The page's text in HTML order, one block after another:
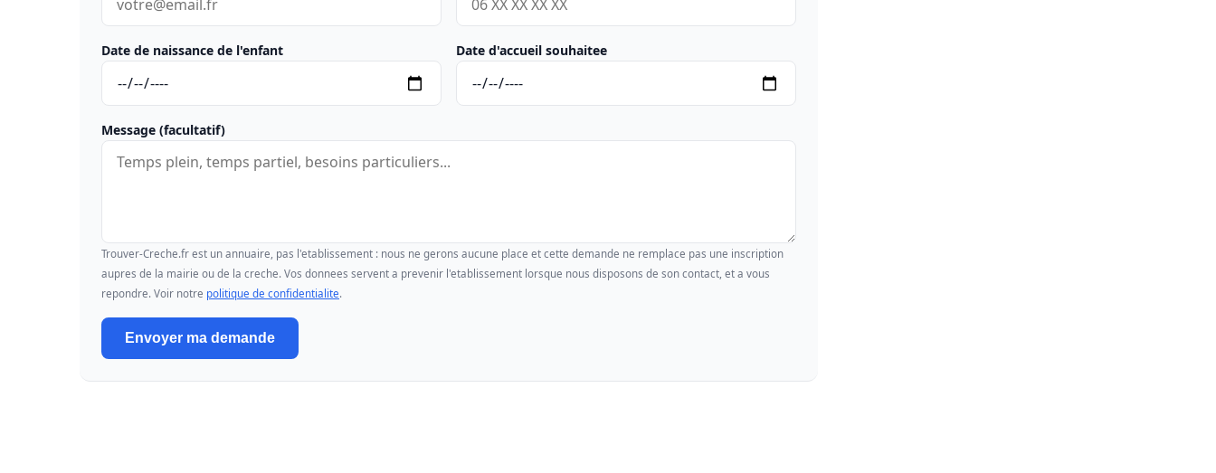
Date de naissance de l'enfant Date d'accueil souhaitee
Message (facultatif)
Trouver-Creche.fr est un annuaire, pas l'etablissement : nous ne gerons aucune place et cette demande ne remplace pas une inscription
aupres de la mairie ou de la creche. Vos donnees servent a prevenir l'etablissement lorsque nous disposons de son contact, et a vous
repondre. Voir notre politique de confidentialite.
Envoyer ma demande